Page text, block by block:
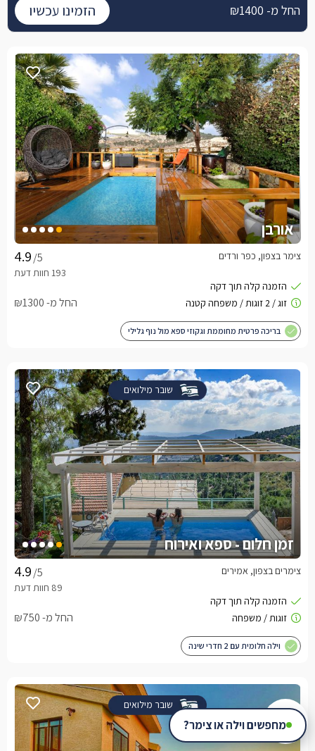
אורבן
/5 צימר בצפון, כפר ורדים
החל מ- ₪1300
בריכה פרטית מחוממת וגקוזי ספא מול נוף גלילי
שובר מילואים
זמן חלום - ספא ואירוח
/5 צימרים בצפון, אמירים
החל מ- ₪750
וילה חלומית עם 2 חדרי שינה
שובר מילואים
החל מ- ₪1400 הזמינו עכשיו
מחפשים וילה או צימר?